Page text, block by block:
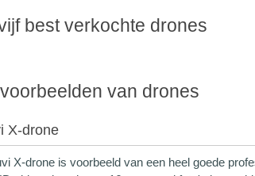
best verkochte drones
van drones
X-drone
X-drone is voorbeeld van een heel goede